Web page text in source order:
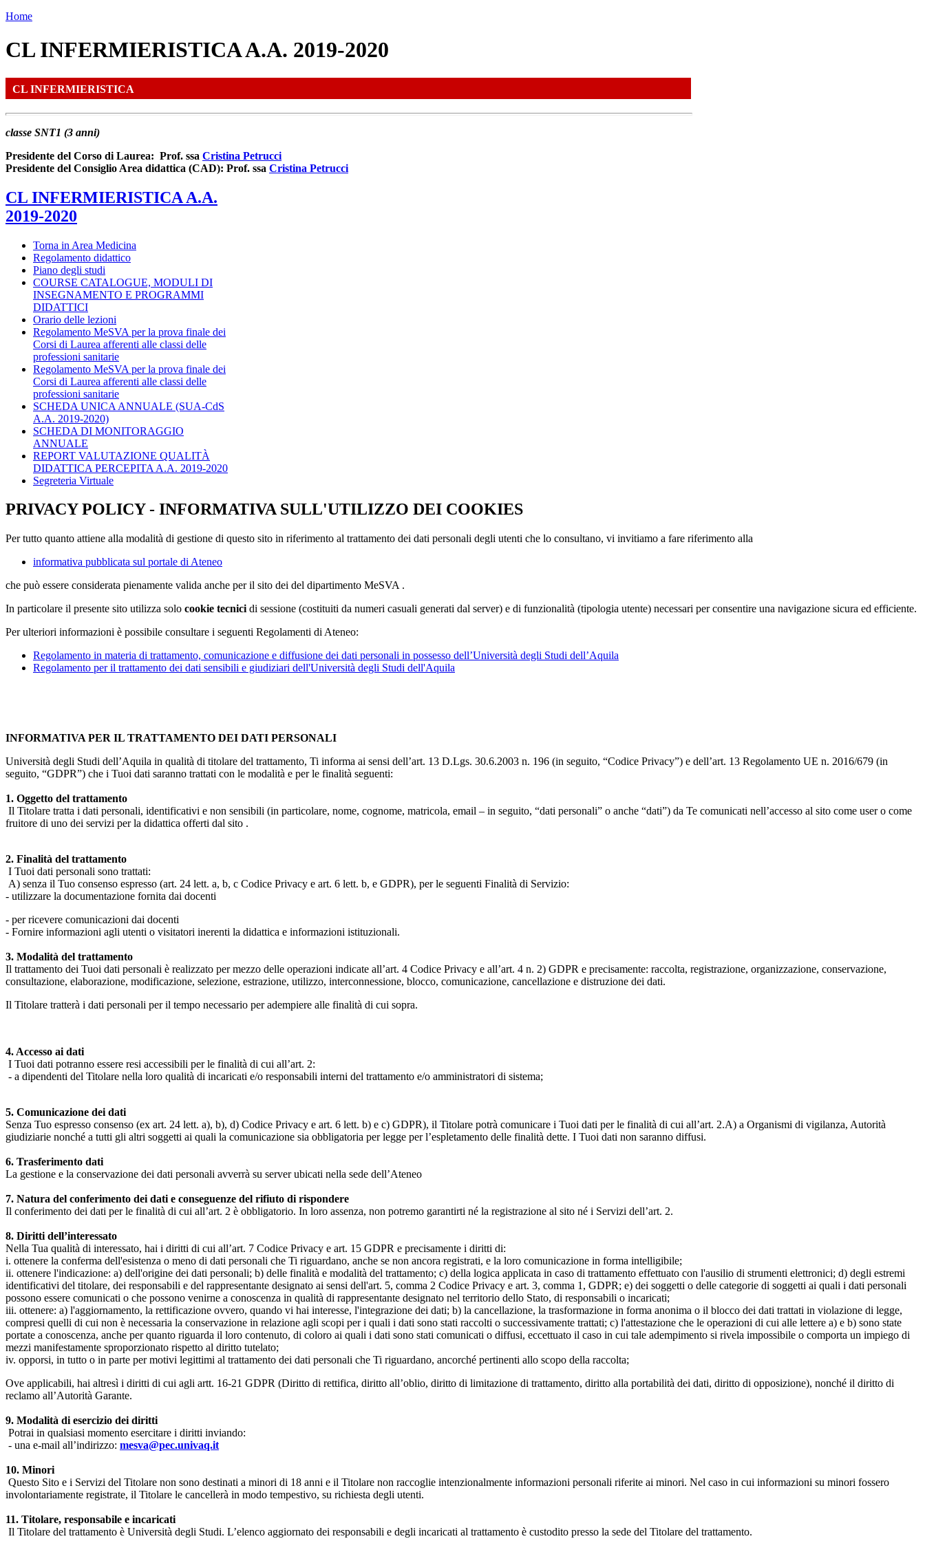
Home
CL INFERMIERISTICA A.A. 2019-2020
CL INFERMIERISTICA
classe SNT1 (3 anni)
Presidente del Corso di Laurea: Prof. ssa Cristina Petrucci
Presidente del Consiglio Area didattica (CAD): Prof. ssa Cristina Petrucci
CL INFERMIERISTICA A.A.
2019-2020
Torna in Area Medicina
Regolamento didattico
Piano degli studi
COURSE CATALOGUE, MODULI DI
INSEGNAMENTO E PROGRAMMI
DIDATTICI
Orario delle lezioni
Regolamento MeSVA per la prova finale dei
Corsi di Laurea afferenti alle classi delle
professioni sanitarie
Regolamento MeSVA per la prova finale dei
Corsi di Laurea afferenti alle classi delle
professioni sanitarie
SCHEDA UNICA ANNUALE (SUA-CdS
A.A. 2019-2020)
SCHEDA DI MONITORAGGIO
ANNUALE
REPORT VALUTAZIONE QUALITÀ
DIDATTICA PERCEPITA A.A. 2019-2020
Segreteria Virtuale
PRIVACY POLICY - INFORMATIVA SULL'UTILIZZO DEI COOKIES
Per tutto quanto attiene alla modalità di gestione di questo sito in riferimento al trattamento dei dati personali degli utenti che lo consultano, vi invitiamo a fare riferimento alla
informativa pubblicata sul portale di Ateneo
che può essere considerata pienamente valida anche per il sito dei del dipartimento MeSVA .
In particolare il presente sito utilizza solo cookie tecnici di sessione (costituiti da numeri casuali generati dal server) e di funzionalità (tipologia utente) necessari per consentire una navigazione sicura ed efficiente.
Per ulteriori informazioni è possibile consultare i seguenti Regolamenti di Ateneo:
Regolamento in materia di trattamento, comunicazione e diffusione dei dati personali in possesso dell’Università degli Studi dell’Aquila
Regolamento per il trattamento dei dati sensibili e giudiziari dell'Università degli Studi dell'Aquila
INFORMATIVA PER IL TRATTAMENTO DEI DATI PERSONALI
Università degli Studi dell’Aquila in qualità di titolare del trattamento, Ti informa ai sensi dell’art. 13 D.Lgs. 30.6.2003 n. 196 (in seguito, “Codice Privacy”) e dell’art. 13 Regolamento UE n. 2016/679 (in
seguito, “GDPR”) che i Tuoi dati saranno trattati con le modalità e per le finalità seguenti:
1. Oggetto del trattamento
Il Titolare tratta i dati personali, identificativi e non sensibili (in particolare, nome, cognome, matricola, email – in seguito, “dati personali” o anche “dati”) da Te comunicati nell’accesso al sito come user o come
fruitore di uno dei servizi per la didattica offerti dal sito .
2. Finalità del trattamento
I Tuoi dati personali sono trattati:
A) senza il Tuo consenso espresso (art. 24 lett. a, b, c Codice Privacy e art. 6 lett. b, e GDPR), per le seguenti Finalità di Servizio:
- utilizzare la documentazione fornita dai docenti
- per ricevere comunicazioni dai docenti
- Fornire informazioni agli utenti o visitatori inerenti la didattica e informazioni istituzionali.
3. Modalità del trattamento
Il trattamento dei Tuoi dati personali è realizzato per mezzo delle operazioni indicate all’art. 4 Codice Privacy e all’art. 4 n. 2) GDPR e precisamente: raccolta, registrazione, organizzazione, conservazione,
consultazione, elaborazione, modificazione, selezione, estrazione, utilizzo, interconnessione, blocco, comunicazione, cancellazione e distruzione dei dati.
Il Titolare tratterà i dati personali per il tempo necessario per adempiere alle finalità di cui sopra.
4. Accesso ai dati
I Tuoi dati potranno essere resi accessibili per le finalità di cui all’art. 2:
- a dipendenti del Titolare nella loro qualità di incaricati e/o responsabili interni del trattamento e/o amministratori di sistema;
5. Comunicazione dei dati
Senza Tuo espresso consenso (ex art. 24 lett. a), b), d) Codice Privacy e art. 6 lett. b) e c) GDPR), il Titolare potrà comunicare i Tuoi dati per le finalità di cui all’art. 2.A) a Organismi di vigilanza, Autorità
giudiziarie nonché a tutti gli altri soggetti ai quali la comunicazione sia obbligatoria per legge per l’espletamento delle finalità dette. I Tuoi dati non saranno diffusi.
6. Trasferimento dati
La gestione e la conservazione dei dati personali avverrà su server ubicati nella sede dell’Ateneo
7. Natura del conferimento dei dati e conseguenze del rifiuto di rispondere
Il conferimento dei dati per le finalità di cui all’art. 2 è obbligatorio. In loro assenza, non potremo garantirti né la registrazione al sito né i Servizi dell’art. 2.
8. Diritti dell’interessato
Nella Tua qualità di interessato, hai i diritti di cui all’art. 7 Codice Privacy e art. 15 GDPR e precisamente i diritti di:
i. ottenere la conferma dell'esistenza o meno di dati personali che Ti riguardano, anche se non ancora registrati, e la loro comunicazione in forma intelligibile;
ii. ottenere l'indicazione: a) dell'origine dei dati personali; b) delle finalità e modalità del trattamento; c) della logica applicata in caso di trattamento effettuato con l'ausilio di strumenti elettronici; d) degli estremi
identificativi del titolare, dei responsabili e del rappresentante designato ai sensi dell'art. 5, comma 2 Codice Privacy e art. 3, comma 1, GDPR; e) dei soggetti o delle categorie di soggetti ai quali i dati personali
possono essere comunicati o che possono venirne a conoscenza in qualità di rappresentante designato nel territorio dello Stato, di responsabili o incaricati;
iii. ottenere: a) l'aggiornamento, la rettificazione ovvero, quando vi hai interesse, l'integrazione dei dati; b) la cancellazione, la trasformazione in forma anonima o il blocco dei dati trattati in violazione di legge,
compresi quelli di cui non è necessaria la conservazione in relazione agli scopi per i quali i dati sono stati raccolti o successivamente trattati; c) l'attestazione che le operazioni di cui alle lettere a) e b) sono state
portate a conoscenza, anche per quanto riguarda il loro contenuto, di coloro ai quali i dati sono stati comunicati o diffusi, eccettuato il caso in cui tale adempimento si rivela impossibile o comporta un impiego di
mezzi manifestamente sproporzionato rispetto al diritto tutelato;
iv. opporsi, in tutto o in parte per motivi legittimi al trattamento dei dati personali che Ti riguardano, ancorché pertinenti allo scopo della raccolta;
Ove applicabili, hai altresì i diritti di cui agli artt. 16-21 GDPR (Diritto di rettifica, diritto all’oblio, diritto di limitazione di trattamento, diritto alla portabilità dei dati, diritto di opposizione), nonché il diritto di
reclamo all’Autorità Garante.
9. Modalità di esercizio dei diritti
Potrai in qualsiasi momento esercitare i diritti inviando:
- una e-mail all’indirizzo: mesva@pec.univaq.it
10. Minori
Questo Sito e i Servizi del Titolare non sono destinati a minori di 18 anni e il Titolare non raccoglie intenzionalmente informazioni personali riferite ai minori. Nel caso in cui informazioni su minori fossero
involontariamente registrate, il Titolare le cancellerà in modo tempestivo, su richiesta degli utenti.
11. Titolare, responsabile e incaricati
Il Titolare del trattamento è Università degli Studi. L’elenco aggiornato dei responsabili e degli incaricati al trattamento è custodito presso la sede del Titolare del trattamento.